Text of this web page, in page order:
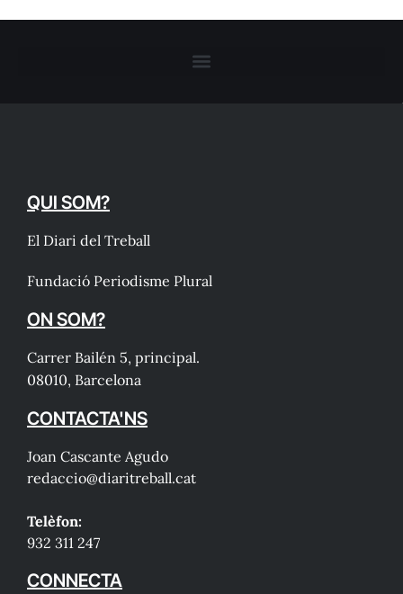
QUI SOM?
El Diari del Treball
Fundació Periodisme Plural
ON SOM?
Carrer Bailén 5, principal.
08010, Barcelona
CONTACTA'NS
Joan Cascante Agudo
redaccio@diaritreball.cat
Telèfon:
932 311 247
CONNECTA